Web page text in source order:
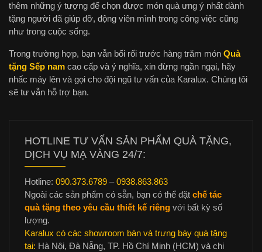
thêm những ý tượng để chọn được món quà ưng ý nhất dành
tặng người đã giúp đỡ, động viên mình trong công việc cũng
như trong cuộc sống.
Trong trường hợp, bạn vẫn bối rối trước hàng trăm món Quà
tặng Sếp nam cao cấp và ý nghĩa, xin đừng ngần ngại, hãy
nhấc máy lên và gọi cho đội ngũ tư vấn của Karalux. Chúng tôi
sẽ tư vẫn hỗ trợ bạn.
HOTLINE TƯ VẤN SẢN PHẨM QUÀ TẶNG,
DỊCH VỤ MẠ VÀNG 24/7:
Hotline: 090.373.6789 –0938.863.863
Ngoài các sản phẩm có sẵn, bạn có thể đặt chế tác
quà tặng theo yêu cầu thiết kế riêng với bất kỳ số
lượng.
Karalux có các showroom bán và trưng bày quà tặng
tại: Hà Nội, Đà Nẵng, TP. Hồ Chí Minh (HCM) và chi